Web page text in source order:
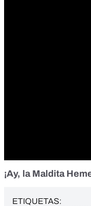
¡Ay, la Maldita
ETIQUETAS: